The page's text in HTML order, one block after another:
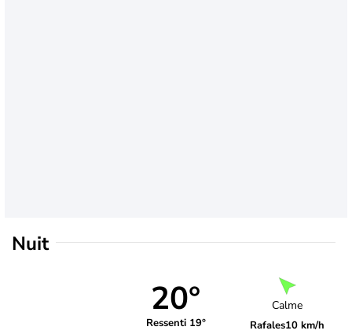
Nuit
20°
Ressenti 19°
Calme
Rafales10 km/h